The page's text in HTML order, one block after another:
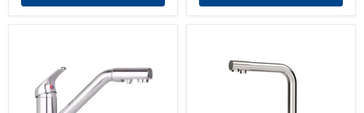
kjøkkenkran
Cosmo
kjøkkenkran